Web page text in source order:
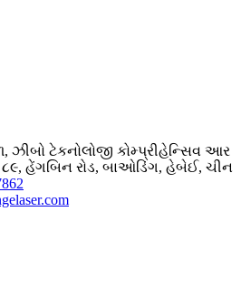
ઝીબો ટેકનોલોજી કોમ્પ્રીહેન્સિવ આર
૮૯, હેંગબિન રોડ, બાઓડિંગ, હેબેઈ, ચીન